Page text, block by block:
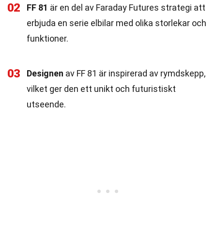
02 FF 81 är en del av Faraday Futures strategi att
erbjuda en serie elbilar med olika storlekar och
funktioner.
03 Designen av FF 81 är inspirerad av rymdskepp,
vilket ger den ett unikt och futuristiskt
utseende.